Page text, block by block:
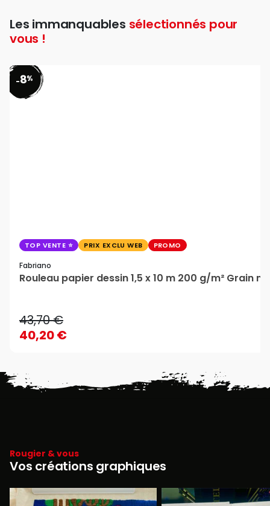
Les immanquables sélectionnés pour
vous !
-8%
TOP VENTE PRIX EXCLU WEB PROMO
Fabriano
Rouleau papier dessin 1,5 x 10 m 200 g/m² Grain
43,70 €
40,20 €
Rougier & vous
Vos créations graphiques